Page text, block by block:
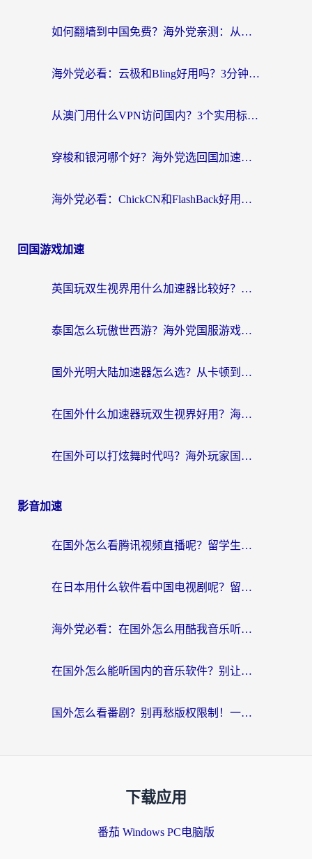
如何翻墙到中国免费？海外党亲测：从踩坑到选对加速器的全攻略
海外党必看：云极和Bling好用吗？3分钟教你选对回国加速器
从澳门用什么VPN访问国内？3个实用标准帮你避开坑，无缝刷剧听歌
穿梭和银河哪个好？海外党选回国加速器的避坑指南，附番茄加速器实测体验
海外党必看：ChickCN和FlashBack好用吗？3招教你选对回国加速器（附云极、HomeCN、斧牛vs艾果对比）
回国游戏加速
英国玩双生视界用什么加速器比较好？海外党亲测有效的国服游戏加速方案
泰国怎么玩傲世西游？海外党国服游戏加速终极攻略（附光明大陆量子特攻实测）
国外光明大陆加速器怎么选？从卡顿到丝滑的终极指南（含德国玩走开外星人墨西哥玩俄罗斯方块技巧）
在国外什么加速器玩双生视界好用？海外党亲测不踩坑的终极指南
在国外可以打炫舞时代吗？海外玩家国服游戏加速全攻略（附实测推荐）
影音加速
在国外怎么看腾讯视频直播呢？留学生亲测有效的回国加速指南
在日本用什么软件看中国电视剧呢？留学生亲测有效的回国加速方案
海外党必看：在国外怎么用酷我音乐听音乐？告别“地区不支持”的实用指南
在国外怎么能听国内的音乐软件？别让版权限制断了你的“中文歌单”
国外怎么看番剧？别再愁版权限制！一个工具解决所有回国追剧难题
下载应用
番茄 Windows PC电脑版